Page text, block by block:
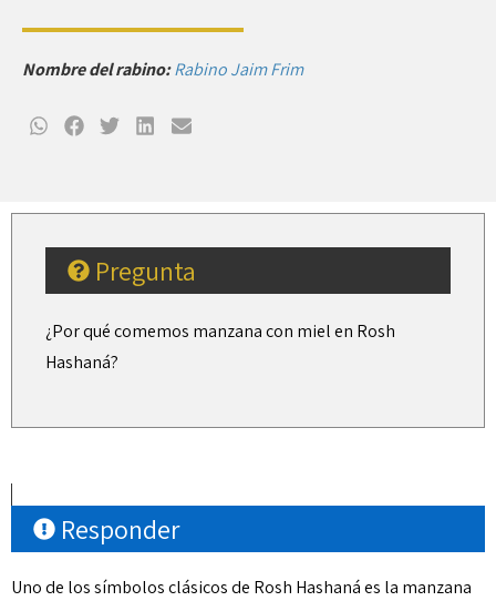
Nombre del rabino:Rabino Jaim Frim
Pregunta
¿Por qué comemos manzana con miel en Rosh
Hashaná?
Responder
Uno de los símbolos clásicos de Rosh Hashaná es la manzana